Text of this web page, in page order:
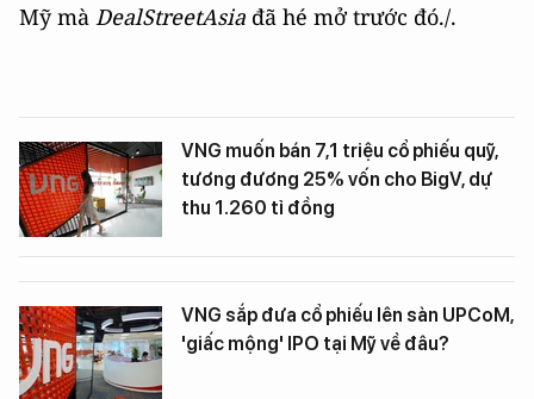
Mỹ mà DealStreetAsia đã hé mở trước đó./.
VNG muốn bán 7,1 triệu cổ phiếu quỹ,
tương đương 25% vốn cho BigV, dự
thu 1.260 tỉ đồng
VNG sắp đưa cổ phiếu lên sàn UPCoM,
'giấc mộng' IPO tại Mỹ về đâu?